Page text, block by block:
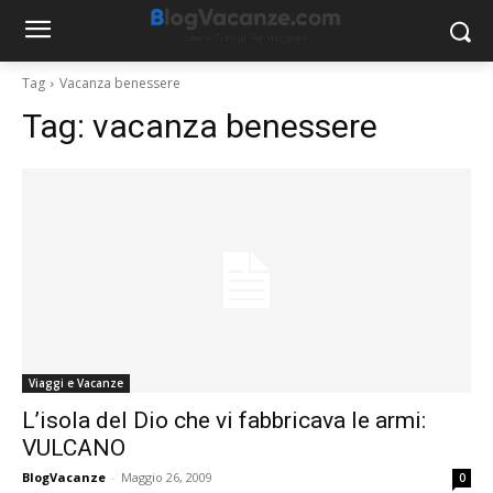
Tag Vacanza benessere
Tag: vacanza benessere
Viaggi e Vacanze
L’isola del Dio che vi fabbricava le armi:
VULCANO
BlogVacanze - Maggio 26, 2009 0